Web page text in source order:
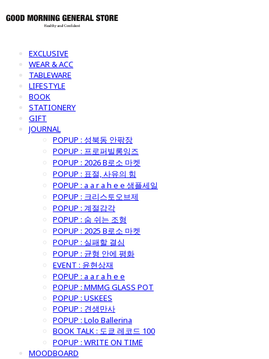
EXCLUSIVE
WEAR & ACC
TABLEWARE
LIFESTYLE
BOOK
STATIONERY
GIFT
JOURNAL
POPUP : 성북동 안팎장
POPUP : 프로퍼빌롱잉즈
POPUP : 2026 B로소 마켓
POPUP : 표절, 사유의 힘
POPUP : a a r a h e e 샘플세일
POPUP : 크리스토오브제
POPUP : 계절감각
POPUP : 숨 쉬는 조형
POPUP : 2025 B로소 마켓
POPUP : 실패할 결심
POPUP : 균형 안에 평화
EVENT : 윤현상재
POPUP : a a r a h e e
POPUP : MMMG GLASS POT
POPUP : USKEES
POPUP : 견생만사
POPUP : Lolo Ballerina
BOOK TALK : 도쿄 레코드 100
POPUP : WRITE ON TIME
MOODBOARD